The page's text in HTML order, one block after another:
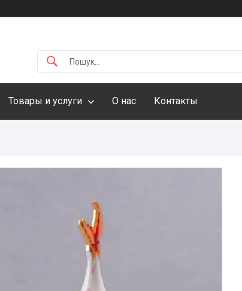
Товары и услуги О нас Контакты